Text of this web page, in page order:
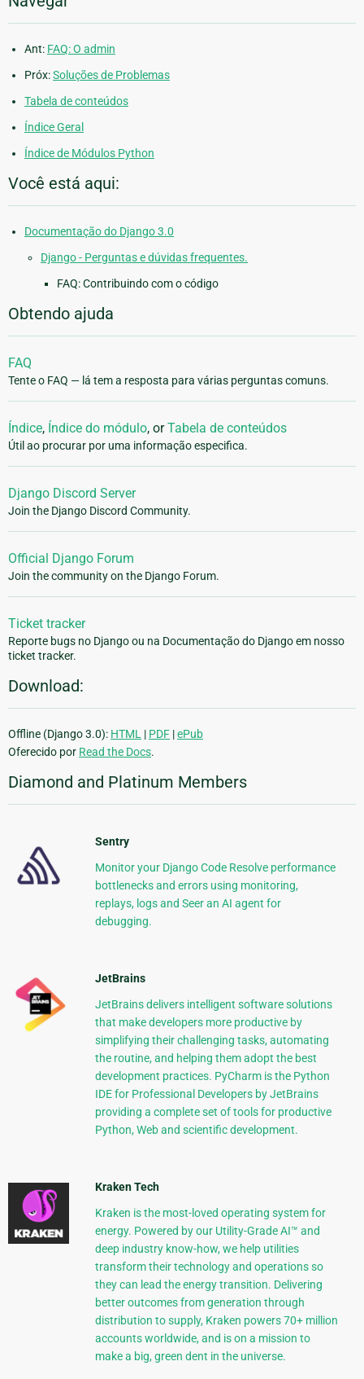
Ant: FAQ: O admin
Próx:Soluções de Problemas
Tabela de conteúdos
Índice Geral
Índice de Módulos Python
Você está aqui:
Documentação do Django 3.0
Django - Perguntas e dúvidas frequentes.
FAQ: Contribuindo com o código
Obtendo ajuda
FAQ
Tente o FAQ — lá tem a resposta para várias perguntas comuns.
Índice, Índice do módulo, orTabela de conteúdos
Útil ao procurar por uma informação especifica.
Django Discord Server
Join the Django Discord Community.
Official Django Forum
Join the community on the Django Forum.
Ticket tracker
Reporte bugs no Django ou na Documentação do Django em nosso
ticket tracker.
Download:
Offline (Django 3.0): HTML | PDF |ePub
Oferecido por Read the Docs.
Diamond and Platinum Members
Sentry
Monitor your Django Code Resolve performance
bottlenecks and errors using monitoring,
replays, logs and Seer an AI agent for
debugging.
JetBrains
JetBrains delivers intelligent software solutions
that make developers more productive by
simplifying their challenging tasks, automating
the routine, and helping them adopt the best
development practices. PyCharm is the Python
IDE for Professional Developers by JetBrains
providing a complete set of tools for productive
Python, Web and scientific development.
Kraken Tech
Kraken is the most-loved operating system for
energy. Powered by our Utility-Grade AI™ and
deep industry know-how, we help utilities
transform their technology and operations so
they can lead the energy transition. Delivering
better outcomes from generation through
distribution to supply, Kraken powers 70+ million
accounts worldwide, and is on a mission to
make a big, green dent in the universe.